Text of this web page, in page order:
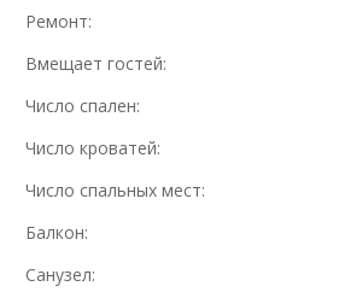
Ремонт:
Вмещает гостей:
Число спален:
Число кроватей:
Число спальных мест:
Балкон:
Санузел: